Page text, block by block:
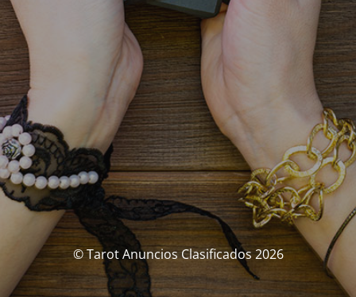
© Tarot Anuncios Clasificados 2026